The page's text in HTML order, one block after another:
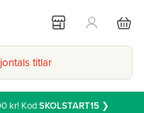
titlar
kr! KodSKOLSTART15❯